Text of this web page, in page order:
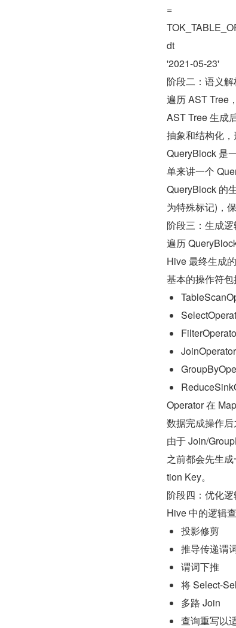
=
dt
'2021-05-23'
阶段二：语义
遍历 AST Tree
AST Tree 生成
抽象和结构化，
QueryBlock 是
单来讲一个
QueryBlock 的
为特殊标记)，
阶段三：生成
遍历
Hive 最终生成
基本的操作符包
JoinOperator
Operator 在
数据完成操作后
由于 Join/
之前都会先生
tion Key。
阶段四：优化
Hive 中的逻辑
投影修剪
推导传递谓
谓词下推
将 Select-
多路 Join
查询重写以